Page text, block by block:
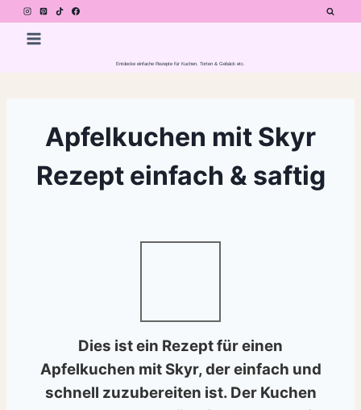
Zum
Inhalt
Entdecke einfache Rezepte für Kuchen, Torten & Gebäck etc.
Apfelkuchen mit Skyr
Rezept einfach & saftig
Dies ist ein Rezept für einen
Apfelkuchen mit Skyr, der einfach und
schnell zuzubereiten ist. Der Kuchen